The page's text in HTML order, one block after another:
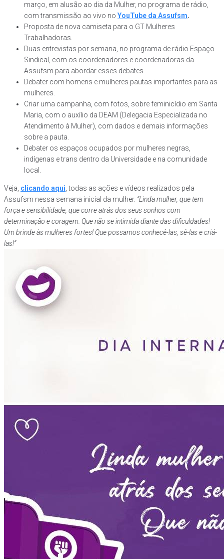
março, em alusão ao dia da Mulher, no programa de rádio,
com transmissão ao vivo no YouTube da Assufsm.
Proposta de nova camiseta para o GT Mulheres
Trabalhadoras.
Duas entrevistas por semana, no programa de rádio Espaço
Sindical, com os coordenadores e coordenadoras da
Assufsm para abordar esses debates.
Debater com homens e mulheres pautas importantes para as
mulheres.
Criar uma campanha, com fotos, sobre feminicídio em Santa
Maria, com o auxílio da DEAM (Delegacia Especializada no
Atendimento à Mulher), com dados e demais informações
sobre a pauta.
Debater os espaços ocupados por mulheres negras,
indígenas e trans dentro da Universidade e na comunidade
local.
Veja, clicando aqui , todas as ações e vídeos realizados pela
Assufsm nessa semana inicial da mulher. “Linda mulher, que tem
força e sensibilidade, que corre atrás dos seus sonhos com
determinação e coragem. Que não se intimida diante das dificuldades!
Um brinde às mulheres fortes! Que possamos conhecê-las, sê-las e criá-
las!”